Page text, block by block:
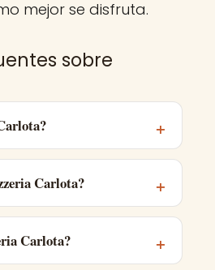
mejor se disfruta.
sobre
Carlota?
Carlota?